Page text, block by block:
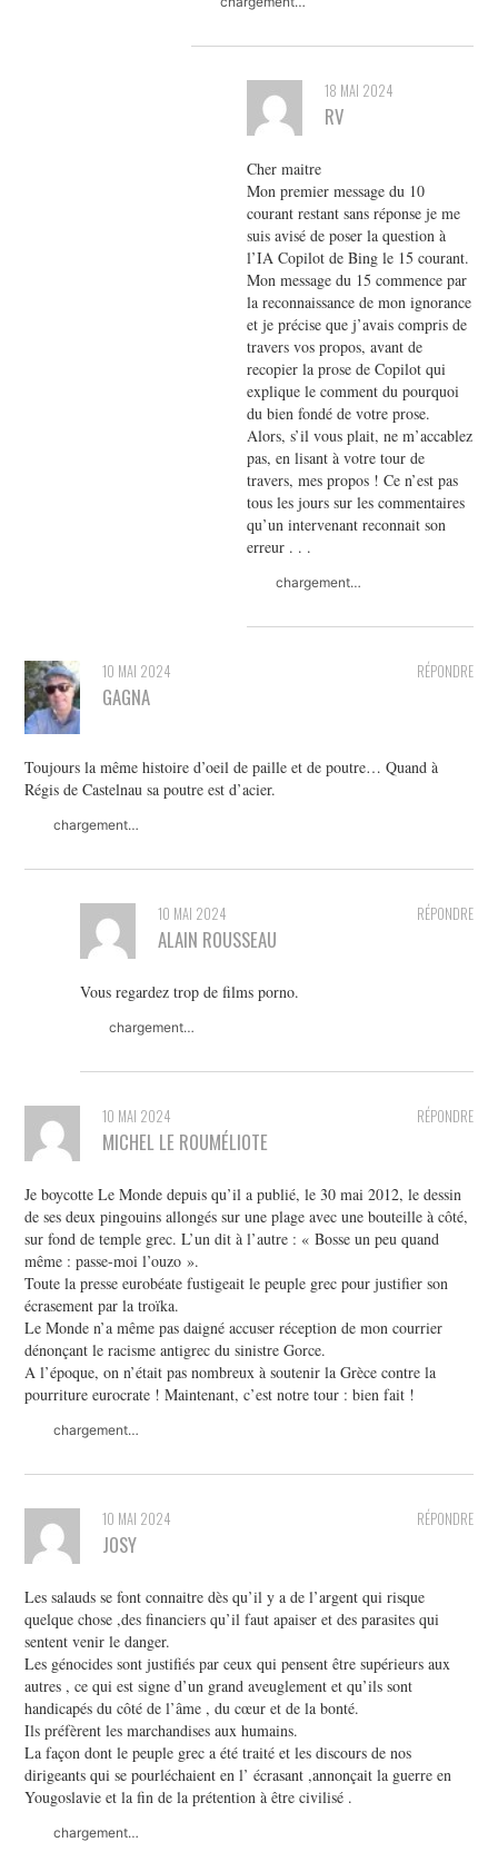
18 MAI 2024
RV
Cher maitre
Mon premier message du 10
courant restant sans réponse je me
suis avisé de poser la question à
l’IA Copilot de Bing le 15 courant.
Mon message du 15 commence par
la reconnaissance de mon ignorance
et je précise que j’avais compris de
travers vos propos, avant de
recopier la prose de Copilot qui
explique le comment du pourquoi
du bien fondé de votre prose.
Alors, s’il vous plait, ne m’accablez
pas, en lisant à votre tour de
travers, mes propos ! Ce n’est pas
tous les jours sur les commentaires
qu’un intervenant reconnait son
erreur . . .
chargement…
RÉPONDRE
10 MAI 2024
GAGNA
Toujours la même histoire d’oeil de paille et de poutre… Quand à
Régis de Castelnau sa poutre est d’acier.
chargement…
RÉPONDRE
10 MAI 2024
ALAIN ROUSSEAU
Vous regardez trop de films porno.
chargement…
RÉPONDRE
10 MAI 2024
MICHEL LE ROUMÉLIOTE
Je boycotte Le Monde depuis qu’il a publié, le 30 mai 2012, le dessin
de ses deux pingouins allongés sur une plage avec une bouteille à côté,
sur fond de temple grec. L’un dit à l’autre : « Bosse un peu quand
même : passe-moi l’ouzo ».
Toute la presse eurobéate fustigeait le peuple grec pour justifier son
écrasement par la troïka.
Le Monde n’a même pas daigné accuser réception de mon courrier
dénonçant le racisme antigrec du sinistre Gorce.
A l’époque, on n’était pas nombreux à soutenir la Grèce contre la
pourriture eurocrate ! Maintenant, c’est notre tour : bien fait !
chargement…
RÉPONDRE
10 MAI 2024
JOSY
Les salauds se font connaitre dès qu’il y a de l’argent qui risque
quelque chose ,des financiers qu’il faut apaiser et des parasites qui
sentent venir le danger.
Les génocides sont justifiés par ceux qui pensent être supérieurs aux
autres , ce qui est signe d’un grand aveuglement et qu’ils sont
handicapés du côté de l’âme , du cœur et de la bonté.
Ils préfèrent les marchandises aux humains.
La façon dont le peuple grec a été traité et les discours de nos
dirigeants qui se pourléchaient en l’ écrasant ,annonçait la guerre en
Yougoslavie et la fin de la prétention à être civilisé .
chargement…